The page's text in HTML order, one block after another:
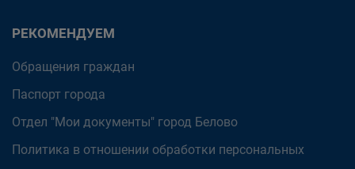
РЕКОМЕНДУЕМ
Обращения граждан
Паспорт города
Отдел "Мои документы" город Белово
Политика в отношении обработки персональных